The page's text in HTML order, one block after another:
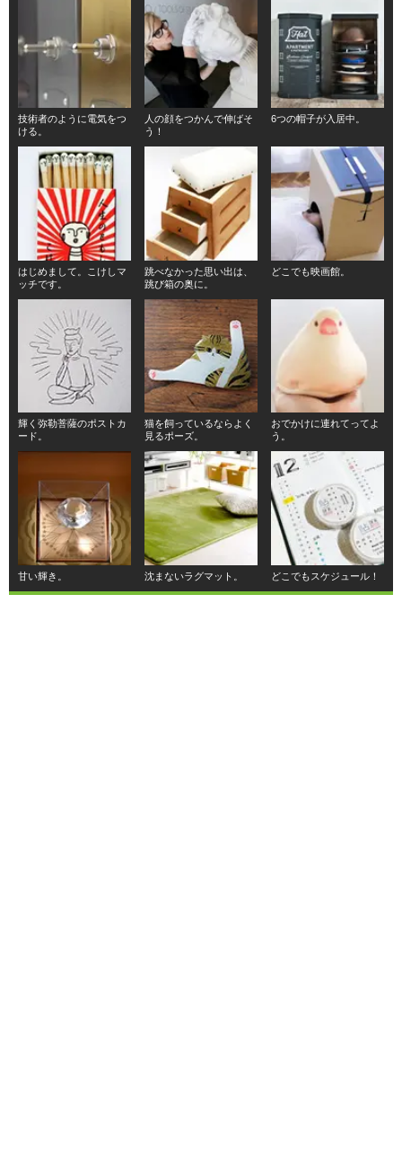
技術者のように電気をつ
ける。
人の顔をつかんで伸ばそ
う！
6つの帽子が入居中。
はじめまして。こけしマ
ッチです。
跳べなかった思い出は、
跳び箱の奥に。
どこでも映画館。
輝く弥勒菩薩のポストカ
ード。
猫を飼っているならよく
見るポーズ。
おでかけに連れてってよ
う。
甘い輝き。 沈まないラグマット。 どこでもスケジュール！